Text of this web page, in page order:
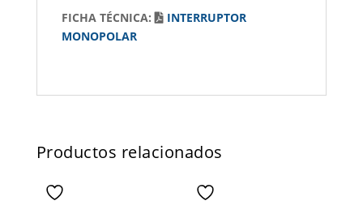
FICHA TÉCNICA:
INTERRUPTOR
MONOPOLAR
Productos relacionados